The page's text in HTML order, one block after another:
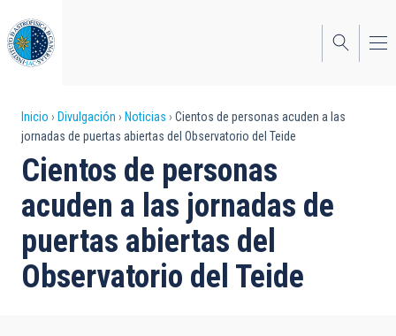
al
contenido
principal
Sobrescribir
enlaces
de
ayuda
a
la
Inicio Divulgación Noticias
Cientos de personas acuden a las
jornadas de puertas abiertas del Observatorio del Teide
Cientos de personas
acuden a las jornadas de
puertas abiertas del
Observatorio del Teide